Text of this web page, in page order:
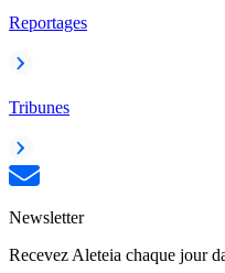
Reportages
Tribunes
Newsletter
Recevez Aleteia chaque jour